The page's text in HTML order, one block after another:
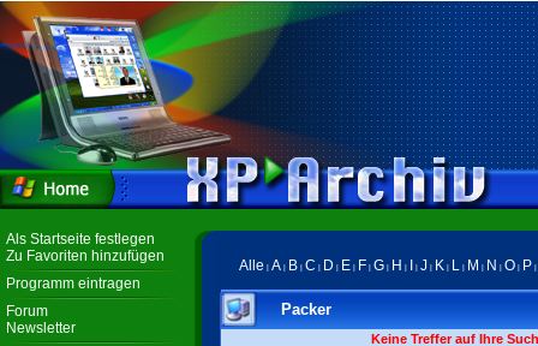
Als Startseite festlegen
Zu Favoriten hinzufügen
Programm eintragen
Forum
Newsletter
Alle A B C D E F G H J K L M N O P
Packer
Keine Treffer auf Ihre